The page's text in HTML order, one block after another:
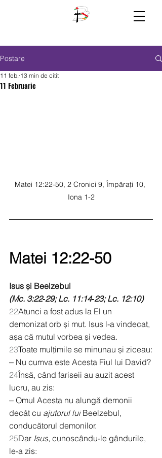
Postare
11 Februarie
11 feb. 13 min de citit
Matei 12:22-50, 2 Cronici 9, Împărați 10,
Iona 1-2
Matei 12:22-50
Isus și Beelzebul
(Mc. 3:22‑29; Lc. 11:14‑23; Lc. 12:10)
22Atunci a fost adus la El un
demonizat orb și mut. Isus l-a vindecat,
așa că mutul vorbea și vedea.
23Toate mulțimile se minunau și ziceau:
‒ Nu cumva este Acesta Fiul lui David?
24Însă, când fariseii au auzit acest
lucru, au zis:
‒ Omul Acesta nu alungă demonii
decât cu ajutorul lui Beelzebul,
conducătorul demonilor.
25Dar Isus, cunoscându-le gândurile,
le-a zis: